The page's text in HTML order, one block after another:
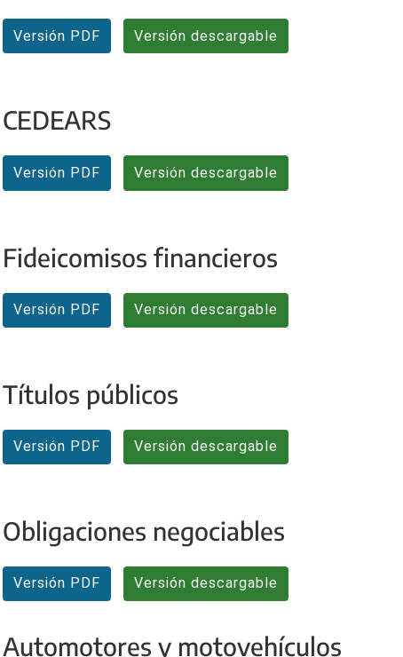
Versión PDF Versión descargable
CEDEARS
Versión PDF Versión descargable
Fideicomisos financieros
Versión PDF Versión descargable
Títulos públicos
Versión PDF Versión descargable
Obligaciones negociables
Versión PDF Versión descargable
Automotores y motovehículos